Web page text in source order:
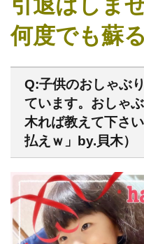
何度でも蘇
Q:子供のおしゃぶ
ています。おしゃ
木れば教えて下さ
払えｗ」by.貝木）